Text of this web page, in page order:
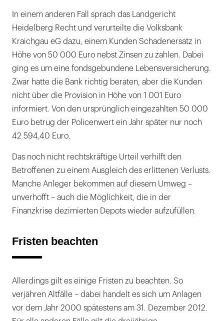
In einem anderen Fall sprach das Landgericht
Heidelberg Recht und verurteilte die Volksbank
Kraichgau eG dazu, einem Kunden Schadenersatz in
Höhe von 50 000 Euro nebst Zinsen zu zahlen. Dabei
ging es um eine fondsgebundene Lebensversicherung.
Zwar hatte die Bank richtig beraten, aber die Kunden
nicht über die Provision in Höhe von 1 001 Euro
informiert. Von den ursprünglich eingezahlten 50 000
Euro betrug der Policenwert ein Jahr später nur noch
42 594,40 Euro.
Das noch nicht rechtskräftige Urteil verhilft den
Betroffenen zu einem Ausgleich des erlittenen Verlusts.
Manche Anleger bekommen auf diesem Umweg –
unverhofft – auch die Möglichkeit, die in der
Finanzkrise dezimierten Depots wieder aufzufüllen.
Fristen beachten
Allerdings gilt es einige Fristen zu beachten. So
verjähren Altfälle – dabei handelt es sich um Anlagen
vor dem Jahr 2000 spätestens am 31. Dezember 2012.